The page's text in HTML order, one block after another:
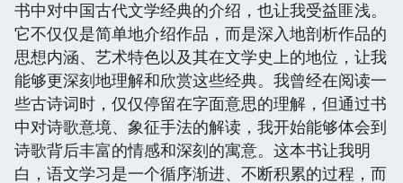
书中对中国古代文学经典的介绍，也让我受益匪浅。
它不仅仅是简单地介绍作品，而是深入地剖析作品的
思想内涵、艺术特色以及其在文学史上的地位，让我
能够更深刻地理解和欣赏这些经典。我曾经在阅读一
些古诗词时，仅仅停留在字面意思的理解，但通过书
中对诗歌意境、象征手法的解读，我开始能够体会到
诗歌背后丰富的情感和深刻的寓意。这本书让我明
白，语文学习是一个循序渐进、不断积累的过程，而